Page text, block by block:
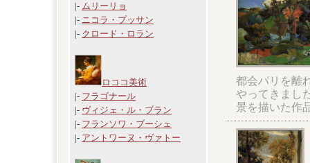
|- ムリーリョ
|- ニコラ・プッサン
|- クロード・ロラン
ロココ美術
|- フラゴナール
|- ヴィジェ・ル・ブラン
|- フランソワ・ブーシェ
|- アントワーヌ・ヴァトー
都会パリを離
やってきまし
景を描いた作